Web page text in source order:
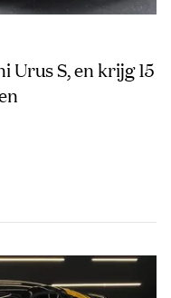
Urus S, en krijg 15